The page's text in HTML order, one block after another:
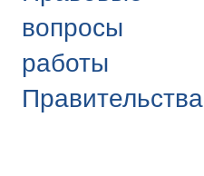
вопросы
работы
Правительства